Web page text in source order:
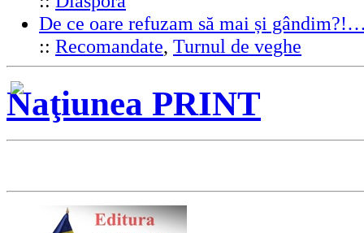
De ce oare refuzam să mai și
:: Recomandate, Turnul de veghe
Naţiunea PRINT